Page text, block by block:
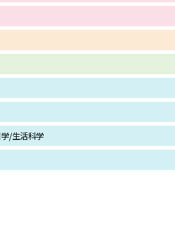
オープンキャン
オープンキャンパス
来場型・Web型イベ
/生活科学